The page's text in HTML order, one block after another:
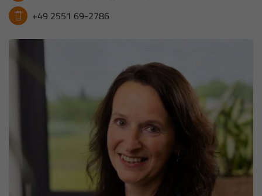
+49 2551 69-2786